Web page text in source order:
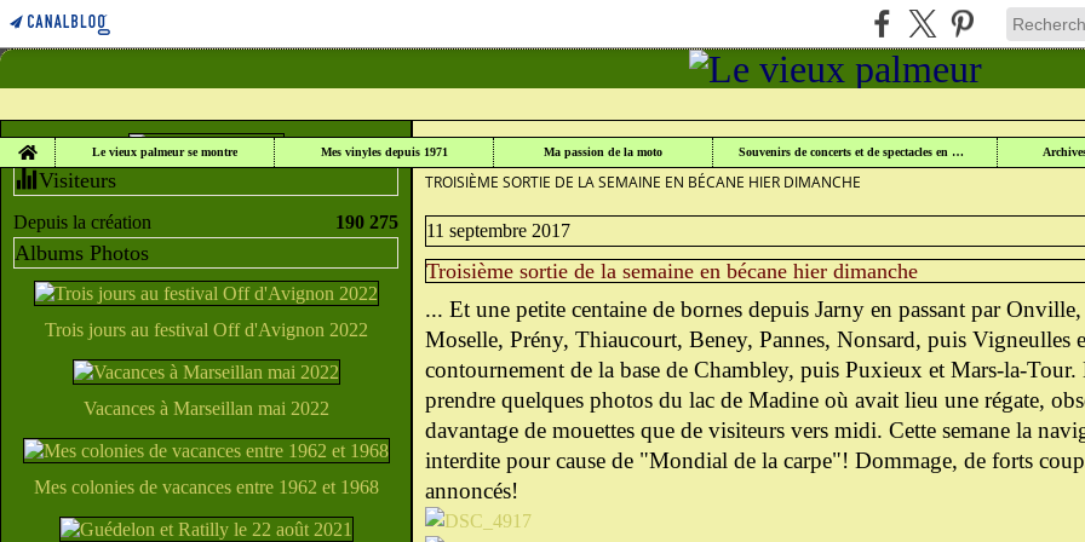
Home
Le vieux palmeur se montre Mes vinyles depuis 1971 Ma passion de la moto Souvenirs de concerts et de spectacles en Lorraine
Visiteurs
Depuis la création 190 275
Albums Photos
Trois jours au festival Off d'Avignon 2022
Vacances à Marseillan mai 2022
Mes colonies de vacances entre 1962 et 1968
LE VIEUX PALMEUR > MA PASSION DE LA MOTO DEPUIS 45 ANS >
TROISIÈME SORTIE DE LA SEMAINE EN BÉCANE HIER DIMANCHE
11 septembre 2017
Troisième sortie de la semaine en bécane hier dimanche
... Et une petite centaine de bornes depuis Jarny en passant par
Moselle, Prény, Thiaucourt, Beney, Pannes, Nonsard, puis Vigneulles
contournement de la base de Chambley, puis Puxieux et Mars-la-Tour.
prendre quelques photos du lac de Madine où avait lieu une régate,
davantage de mouettes que de visiteurs vers midi. Cette semane la
interdite pour cause de "Mondial de la carpe"! Dommage, de forts
annoncés!